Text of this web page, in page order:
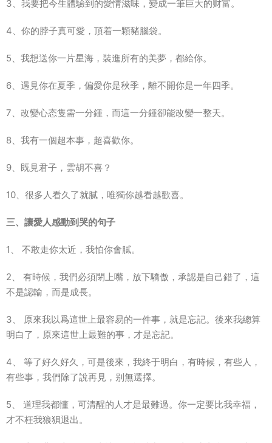
3、我要把今生體驗到的愛情滋味，變成一筆巨大的财富。
4、你的脖子真可愛，頂着一顆豬腦袋。
5、我想送你一片星海，裝進所有的美夢，都給你。
6、遇見你在夏季，偏愛你是秋季，離不開你是一年四季。
7、改變心态隻需一分鍾，而這一分鍾卻能改變一整天。
8、我有一個超本事，超喜歡你。
9、既見君子，雲胡不喜？
10、很多人看久了就膩，唯獨你越看越歡喜。
三、讓愛人感動到哭的句子
1、 不敢走你太近，我怕你會膩。
2、 有時候，我們必須閉上嘴，放下驕傲，承認是自己錯了，這
不是認輸，而是成長。
3、 原來我以爲這世上最容易的一件事，就是忘記。後來我總算
明白了，原來這世上最難的事，才是忘記。
4、 等了好久好久，可是後來，我終于明白，有時候，有些人，
有些事，我們除了說再見，别無選擇。
5、 道理我都懂，可清醒的人才是最難過。你一定要比我幸福，
才不枉我狼狽退出。